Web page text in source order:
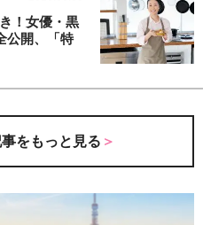
！女優・黒
公開、「特
をもっと見る